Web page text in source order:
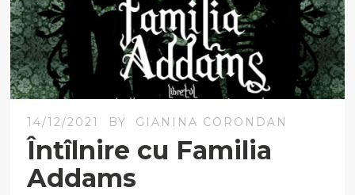
14/12/2021 BY GIANINA CORONDAN
Întîlnire cu Familia
Addams